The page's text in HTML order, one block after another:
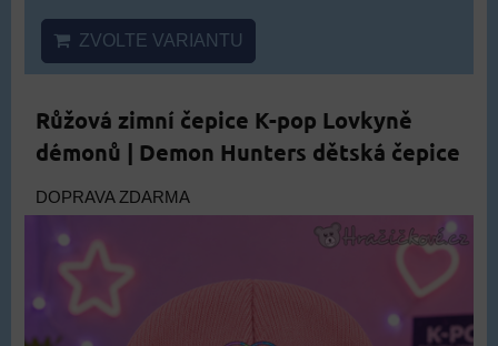
ZVOLTE VARIANTU
Růžová zimní čepice K-pop Lovkyně
démonů | Demon Hunters dětská čepice
DOPRAVA ZDARMA